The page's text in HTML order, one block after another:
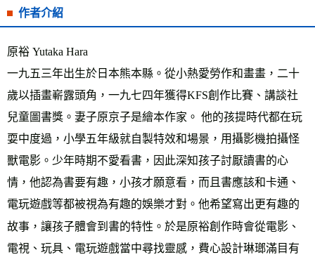
作者介紹
原裕 Yutaka Hara
一九五三年出生於日本熊本縣。從小熱愛勞作和畫畫，二十
歲以插畫嶄露頭角，一九七四年獲得KFS創作比賽、講談社
兒童圖書獎。妻子原京子是繪本作家。 他的孩提時代都在玩
耍中度過，小學五年級就自製特效和場景，用攝影機拍攝怪
獸電影。少年時期不愛看書，因此深知孩子討厭讀書的心
情，他認為書要有趣，小孩才願意看，而且書應該和卡通、
電玩遊戲等都被視為有趣的娛樂才對。他希望寫出更有趣的
故事，讓孩子體會到書的特性。於是原裕創作時會從電影、
電視、玩具、電玩遊戲當中尋找靈感，費心設計琳瑯滿目有